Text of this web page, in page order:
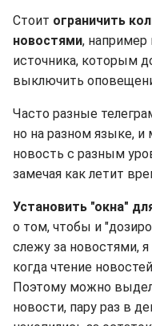
Стоит ограничить
новостями,
источника, которым
выключить
Часто разные
но на разном языке,
новость с разным
замечая как летит
Установить "окна"
о том, чтобы и
слежу за новостями,
когда чтение
Поэтому можно
новости, пару раз в